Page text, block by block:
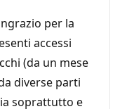
per la
accessi
(da un mese
diverse parti
soprattutto e